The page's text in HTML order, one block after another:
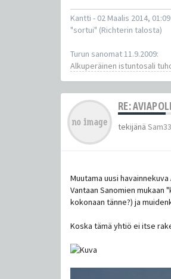
Kantti - 02 Maalis 2014, 01:09
"sortui" (Richterin talosta)
Turun sanomat 11.9.2009:
Alkuperäinen istuntosali
RE:
tekijänä Sam33
Muutama uusi
Vantaan Sanomien
kokonaan tänne?) ja
Koska tämä yhtiö ei itse